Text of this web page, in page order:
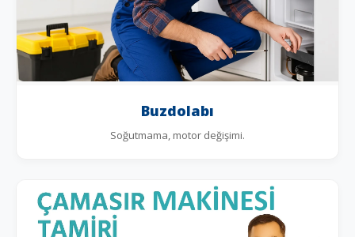
Buzdolabı
Soğutmama, motor değişimi.